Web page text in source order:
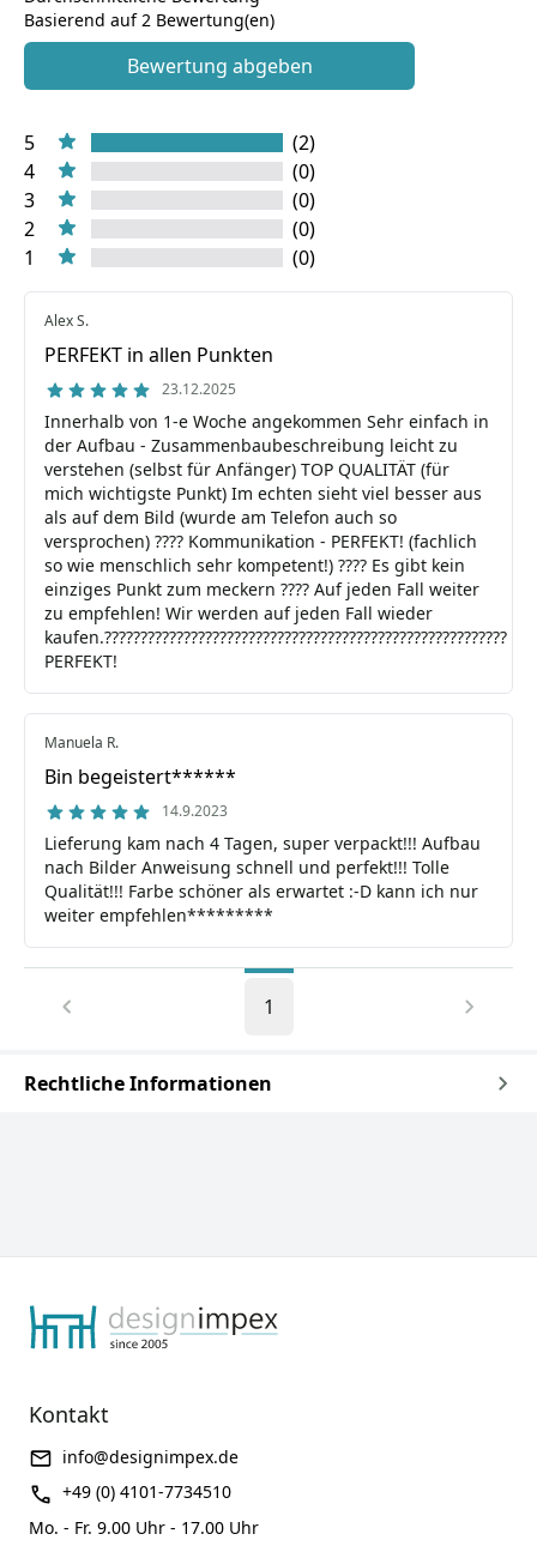
Basierend auf 2 Bewertung(en)
Bewertung abgeben
5
(2)
4
(0)
3
(0)
2
(0)
1
(0)
Alex S.
PERFEKT in allen Punkten
23.12.2025
Innerhalb von 1-e Woche angekommen Sehr einfach in
der Aufbau - Zusammenbaubeschreibung leicht zu
verstehen (selbst für Anfänger) TOP QUALITÄT (für
mich wichtigste Punkt) Im echten sieht viel besser aus
als auf dem Bild (wurde am Telefon auch so
versprochen) ???? Kommunikation - PERFEKT! (fachlich
so wie menschlich sehr kompetent!) ???? Es gibt kein
einziges Punkt zum meckern ???? Auf jeden Fall weiter
zu empfehlen! Wir werden auf jeden Fall wieder
kaufen.????????????????????????????????????????????????????????
PERFEKT!
Manuela R.
Bin begeistert******
14.9.2023
Lieferung kam nach 4 Tagen, super verpackt!!! Aufbau
nach Bilder Anweisung schnell und perfekt!!! Tolle
Qualität!!! Farbe schöner als erwartet :-D kann ich nur
weiter empfehlen*********
1
Rechtliche Informationen
Kontakt
info@designimpex.de
+49 (0) 4101-7734510
Mo. - Fr. 9.00 Uhr - 17.00 Uhr